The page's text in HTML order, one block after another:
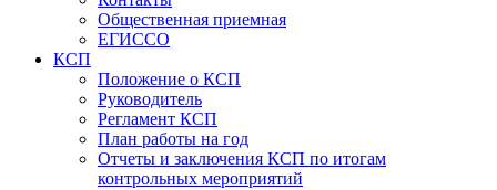
Общественная приемная
ЕГИССО
КСП
Положение о КСП
Руководитель
Регламент КСП
План работы на год
Отчеты и заключения КСП по итогам
контрольных мероприятий